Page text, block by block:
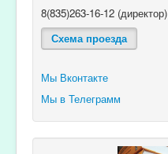
8(835)263-16-12 (директор)
Схема проезда
Мы Вконтакте
Мы в Телеграмм